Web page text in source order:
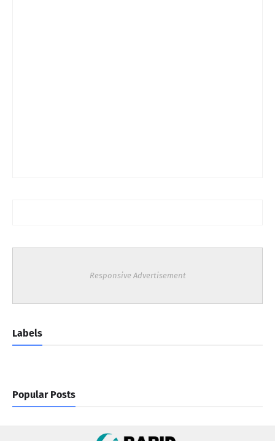
Responsive Advertisement
Labels
Popular Posts